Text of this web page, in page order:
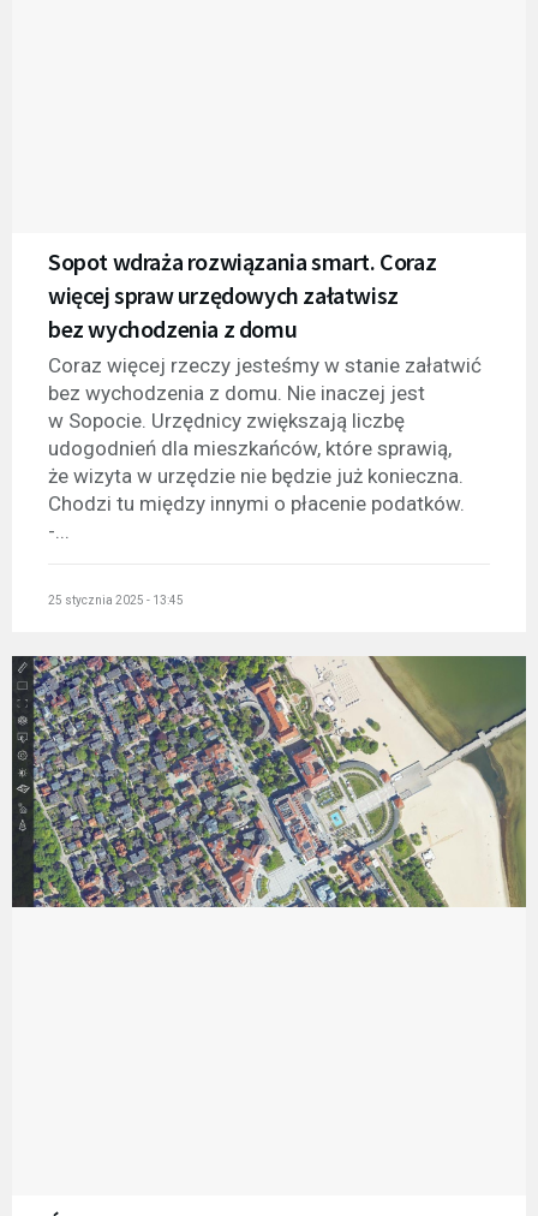
Sopot wdraża rozwiązania smart. Coraz
więcej spraw urzędowych załatwisz
bez wychodzenia z domu
Coraz więcej rzeczy jesteśmy w stanie załatwić
bez wychodzenia z domu. Nie inaczej jest
w Sopocie. Urzędnicy zwiększają liczbę
udogodnień dla mieszkańców, które sprawią,
że wizyta w urzędzie nie będzie już konieczna.
Chodzi tu między innymi o płacenie podatków.
-...
25 stycznia 2025 - 13:45